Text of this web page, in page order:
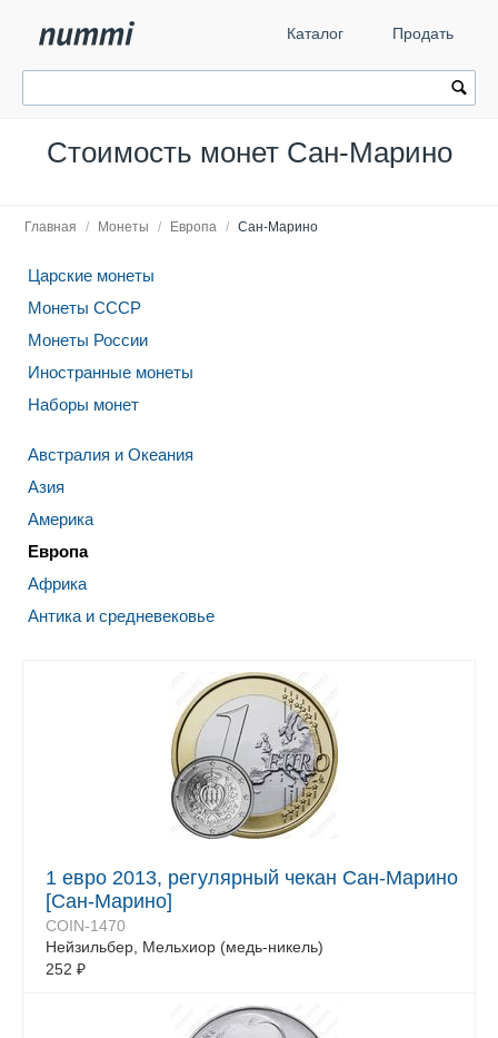
Каталог Продать
Стоимость монет Сан-Марино
Главная / Монеты / Европа / Сан-Марино
Царские монеты
Монеты СССР
Монеты России
Иностранные монеты
Наборы монет
Австралия и Океания
Азия
Америка
Европа
Африка
Антика и средневековье
1 евро 2013, регулярный чекан Сан-Марино
[Сан-Марино]
COIN-1470
Нейзильбер, Мельхиор (медь-никель)
252 ₽